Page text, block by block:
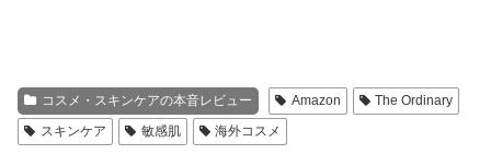
コスメ・スキンケアの本音レビュー Amazon
The Ordinary
スキンケア
敏感肌 海外コスメ